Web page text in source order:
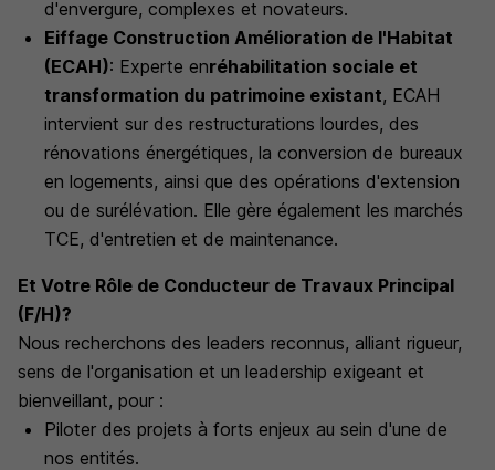
d'envergure, complexes et novateurs.
Eiffage Construction Amélioration de l'Habitat
(ECAH): Experte enréhabilitation sociale et
transformation du patrimoine existant, ECAH
intervient sur des restructurations lourdes, des
rénovations énergétiques, la conversion de bureaux
en logements, ainsi que des opérations d'extension
ou de surélévation. Elle gère également les marchés
TCE, d'entretien et de maintenance.
Et Votre Rôle de Conducteur de Travaux Principal
(F/H)?
Nous recherchons des leaders reconnus, alliant rigueur,
sens de l'organisation et un leadership exigeant et
bienveillant, pour :
Piloter des projets à forts enjeux au sein d'une de
nos entités.